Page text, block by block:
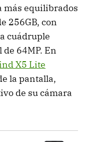
más equilibrados
256GB, con
cuádruple
64MP. En
X5 Lite
la pantalla,
de su cámara